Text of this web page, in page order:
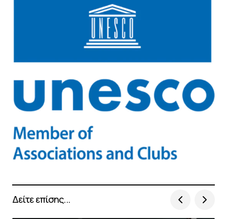
Δείτε επίσης...